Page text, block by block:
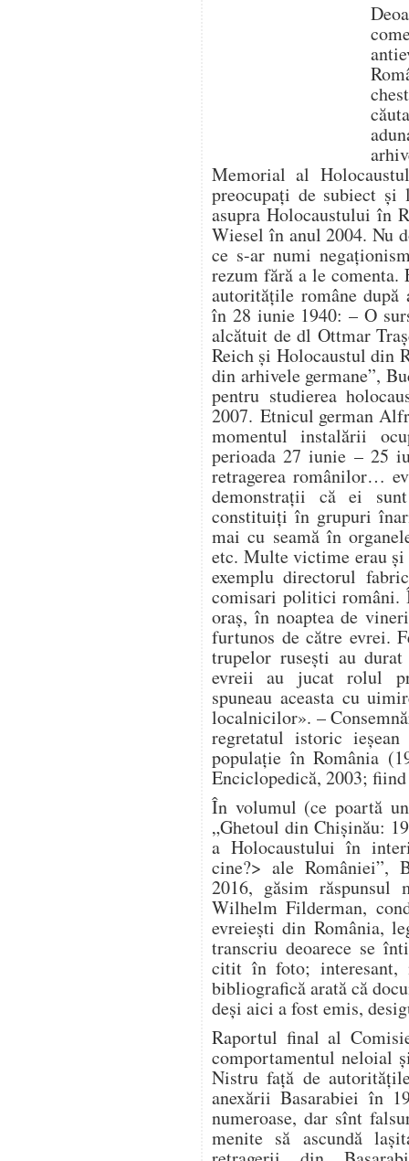
Memorial al
preocupați de subiect
asupra Holocaustului în
Wiesel în anul 2004. Nu
ce s-ar numi
rezum fără a le comenta.
autoritățile române după
în 28 iunie 1940: – O
alcătuit de dl Ottmar
Reich și Holocaustul din
din arhivele germane”,
pentru studierea
2007. Etnicul german
momentul instalării
perioada 27 iunie – 25
retragerea românilor…
demonstrații că ei
constituiți în grupuri
mai cu seamă în
etc. Multe victime erau
exemplu directorul
comisari politici români.
oraș, în noaptea de
furtunos de către evrei.
trupelor rusești au
evreii au jucat rolul
spuneau aceasta cu
localnicilor». –
regretatul istoric
populație în România
Enciclopedică, 2003;
În volumul (ce poartă
„Ghetoul din Chișinău:
a Holocaustului în
cine?> ale României”,
2016, găsim răspunsul
Wilhelm Filderman,
evreiești din România,
transcriu deoarece se
citit în foto; interesant,
bibliografică arată că
deși aici a fost emis,
Raportul final al
comportamentul neloial
Nistru față de
anexării Basarabiei în
numeroase, dar sînt
menite să ascundă